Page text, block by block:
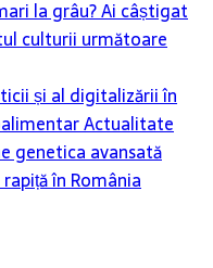
la grâu? Ai câștigat
culturii următoare
și al digitalizării în
Actualitate
genetica avansată
în România